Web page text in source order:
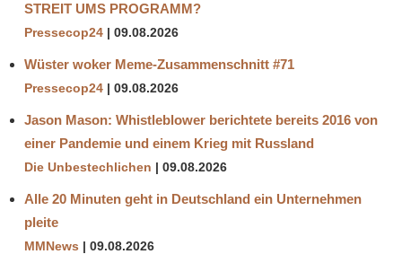
STERBEFÄLLE
TODESRATE
STREIT UMS PROGRAMM?
Pressecop24 09.08.2026
Wüster woker Meme-Zusammenschnitt #71
Pressecop24 09.08.2026
Jason Mason: Whistleblower berichtete bereits 2016 von
einer Pandemie und einem Krieg mit Russland
Die Unbestechlichen 09.08.2026
Alle 20 Minuten geht in Deutschland ein Unternehmen
pleite
MMNews 09.08.2026